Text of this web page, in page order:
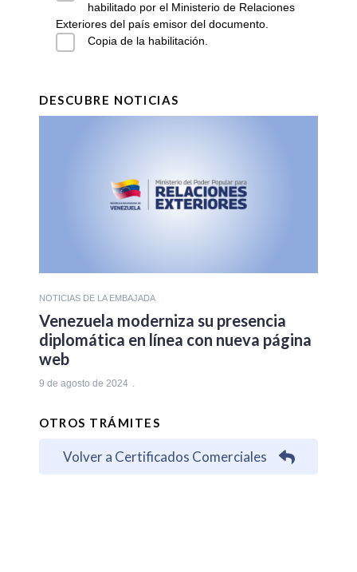
habilitado por el Ministerio de Relaciones
Exteriores del país emisor del documento.
Copia de la habilitación.
DESCUBRE NOTICIAS
NOTICIAS DE LA EMBAJADA
Venezuela moderniza su presencia
diplomática en línea con nueva página
web
9 de agosto de 2024
OTROS TRÁMITES
Volver a Certificados Comerciales